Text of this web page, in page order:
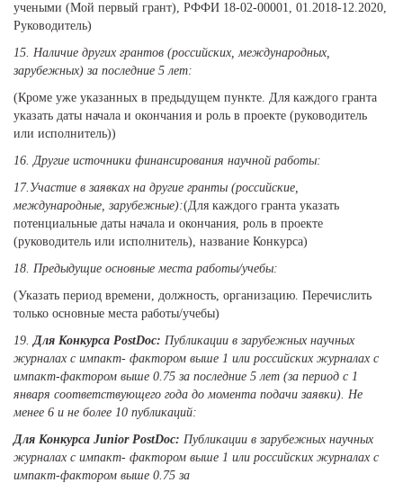
учеными (Мой первый грант), РФФИ 18-02-00001, 01.2018-12.2020,
Руководитель)
15. Наличие других грантов (российских, международных,
зарубежных) за последние 5 лет:
(Кроме уже указанных в предыдущем пункте. Для каждого гранта
указать даты начала и окончания и роль в проекте (руководитель
или исполнитель))
16. Другие источники финансирования научной работы:
17. Участие в заявках на другие гранты (российские,
международные, зарубежные):(Для каждого гранта указать
потенциальные даты начала и окончания, роль в проекте
(руководитель или исполнитель), название Конкурса)
18. Предыдущие основные места работы/учебы:
(Указать период времени, должность, организацию. Перечислить
только основные места работы/учебы)
19.Для Конкурса PostDoc: Публикации в зарубежных научных
журналах с импакт- фактором выше 1 или российских журналах с
импакт-фактором выше 0.75 за последние 5 лет (за период с 1
января соответствующего года до момента подачи заявки). Не
менее 6 и не более 10 публикаций:
Для Конкурса Junior PostDoc: Публикации в зарубежных научных
журналах с импакт- фактором выше 1 или российских журналах с
импакт-фактором выше 0.75 за